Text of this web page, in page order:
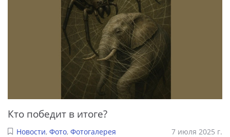
Кто победит в итоге?
Новости, Фото, Фотогалерея 7 июля 2025 г.